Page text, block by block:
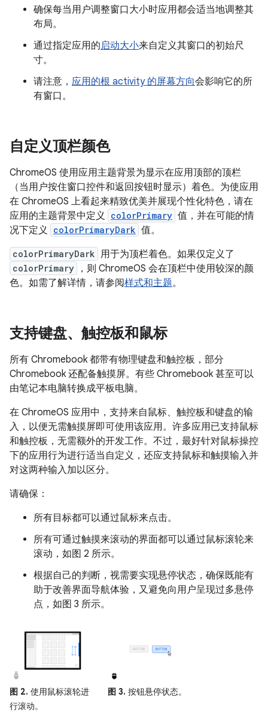
确保每当用户调整窗口大小时应用都会适当地调整其
布局。
通过指定应用的启动大小来自定义其窗口的初始尺
寸。
请注意， 应用的根 activity 的屏幕方向会影响它的所
有窗口。
自定义顶栏颜色
ChromeOS 使用应用主题背景为显示在应用顶部的顶栏
（当用户按住窗口控件和返回按钮时显示）着色。为使应用
在 ChromeOS 上看起来精致优美并展现个性化特色，请在
应用的主题背景中定义
colorPrimary 值，并在可能的情
况下定义
colorPrimaryDark 值。
colorPrimaryDark 用于为顶栏着色。如果仅定义了
colorPrimary
，则 ChromeOS 会在顶栏中使用较深的颜
色。如需了解详情，请参阅样式和主题。
支持键盘、触控板和鼠标
所有 Chromebook 都带有物理键盘和触控板，部分
Chromebook 还配备触摸屏。有些 Chromebook 甚至可以
由笔记本电脑转换成平板电脑。
在 ChromeOS 应用中，支持来自鼠标、触控板和键盘的输
入，以便无需触摸屏即可使用该应用。许多应用已支持鼠标
和触控板，无需额外的开发工作。不过，最好针对鼠标操控
下的应用行为进行适当自定义，还应支持鼠标和触摸输入并
对这两种输入加以区分。
请确保：
所有目标都可以通过鼠标来点击。
所有可通过触摸来滚动的界面都可以通过鼠标滚轮来
滚动，如图 2 所示。
根据自己的判断，视需要实现悬停状态，确保既能有
助于改善界面导航体验，又避免向用户呈现过多悬停
点，如图 3 所示。
图 2. 使用鼠标滚轮进
行滚动。
图 3. 按钮悬停状态。